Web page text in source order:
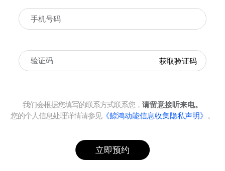
获取验证码
我们会根据您填写的联系方式联系您， 请留意接听来电。
您的个人信息处理详情请参见《鲸鸿动能信息收集隐私声明》 。
立即预约